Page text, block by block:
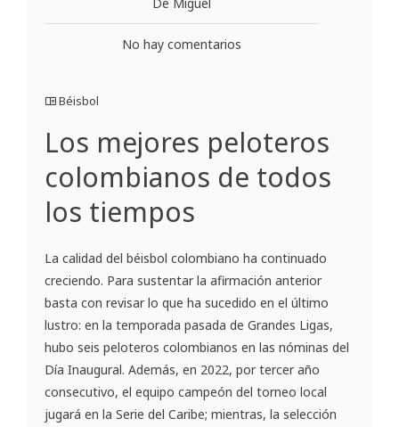
De Miguel
No hay comentarios
Béisbol
Los mejores peloteros
colombianos de todos
los tiempos
La calidad del béisbol colombiano ha continuado
creciendo. Para sustentar la afirmación anterior
basta con revisar lo que ha sucedido en el último
lustro: en la temporada pasada de Grandes Ligas,
hubo seis peloteros colombianos en las nóminas del
Día Inaugural. Además, en 2022, por tercer año
consecutivo, el equipo campeón del torneo local
jugará en la Serie del Caribe; mientras, la selección